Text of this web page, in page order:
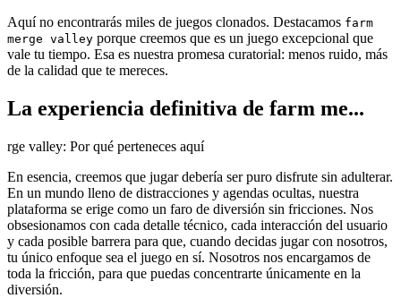
Aquí no encontrarás miles de juegos clonados. Destacamos farm
merge valley porque creemos que es un juego excepcional que
vale tu tiempo. Esa es nuestra promesa curatorial: menos ruido, más
de la calidad que te mereces.
La experiencia definitiva de farm me...
rge valley: Por qué perteneces aquí
En esencia, creemos que jugar debería ser puro disfrute sin adulterar.
En un mundo lleno de distracciones y agendas ocultas, nuestra
plataforma se erige como un faro de diversión sin fricciones. Nos
obsesionamos con cada detalle técnico, cada interacción del usuario
y cada posible barrera para que, cuando decidas jugar con nosotros,
tu único enfoque sea el juego en sí. Nosotros nos encargamos de
toda la fricción, para que puedas concentrarte únicamente en la
diversión.